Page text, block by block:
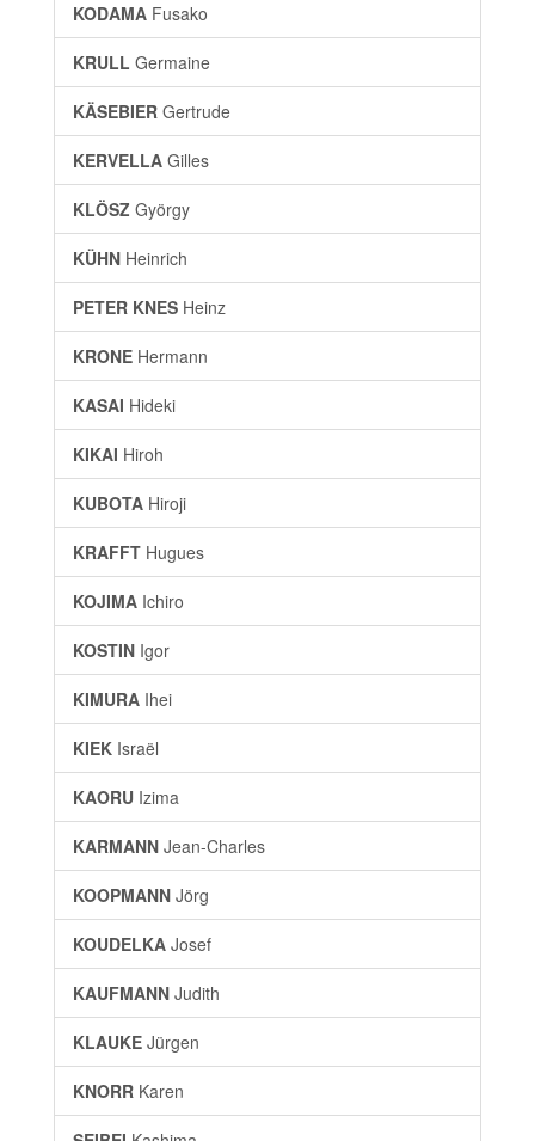
KODAMA Fusako
KRULL Germaine
KÄSEBIER Gertrude
KERVELLA Gilles
KLÖSZ György
KÜHN Heinrich
PETER KNES Heinz
KRONE Hermann
KASAI Hideki
KIKAI Hiroh
KUBOTA Hiroji
KRAFFT Hugues
KOJIMA Ichiro
KOSTIN Igor
KIMURA Ihei
KIEK Israël
KAORU Izima
KARMANN Jean-Charles
KOOPMANN Jörg
KOUDELKA Josef
KAUFMANN Judith
KLAUKE Jürgen
KNORR Karen